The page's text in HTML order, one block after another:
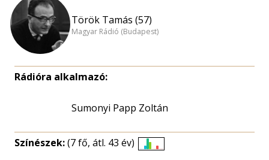
Török Tamás (57)
Magyar Rádió (Budapest)
Rádióra alkalmazó:
Sumonyi Papp Zoltán
Színészek:(7 fő, átl. 43 év)